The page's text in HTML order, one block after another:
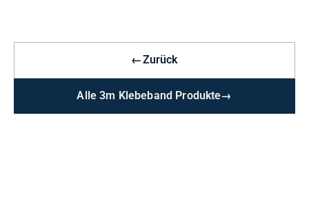
←Zurück
Alle 3m Klebeband Produkte→